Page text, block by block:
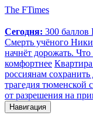
The FTimes
Сегодня: 300 баллов
Смерть учёного
начнёт дорожать.
комфортнее
россиянам
трагедия тюменской
от разрешения на
Навигация